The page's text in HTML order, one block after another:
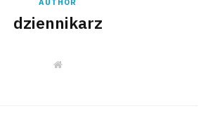
AUTHOR
dziennikarz
W